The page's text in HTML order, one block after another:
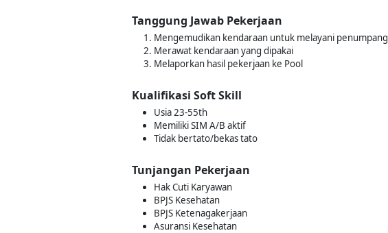
Tanggung Jawab Pekerjaan
Mengemudikan kendaraan untuk melayani penumpang
Merawat kendaraan yang dipakai
Melaporkan hasil pekerjaan ke Pool
Kualifikasi Soft Skill
Usia 23-55th
Memiliki SIM A/B aktif
Tidak bertato/bekas tato
Tunjangan Pekerjaan
Hak Cuti Karyawan
BPJS Kesehatan
BPJS Ketenagakerjaan
Asuransi Kesehatan